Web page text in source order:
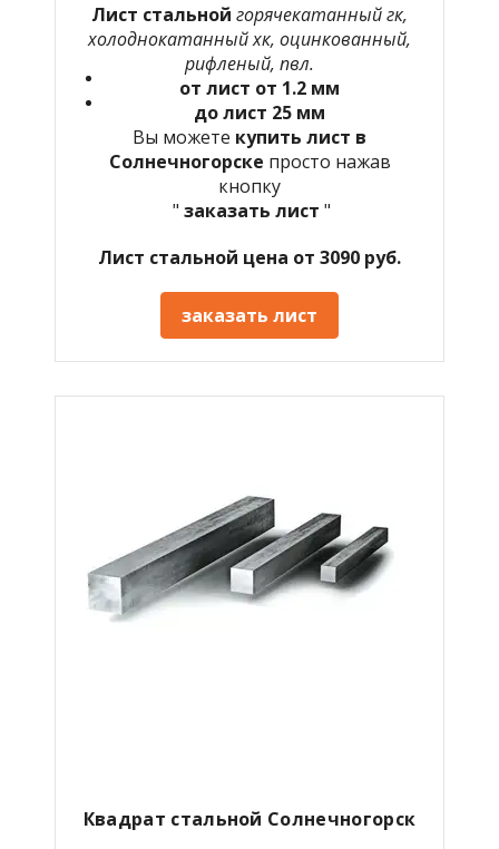
Лист стальной горячекатанный гк,
холоднокатанный хк, оцинкованный,
рифленый, пвл.
от лист от 1.2 мм
до лист 25 мм
Вы можете купить лист в
Солнечногорске просто нажав
кнопку
" заказать лист "
Лист стальной цена от 3090 руб.
заказать лист
Квадрат стальной Солнечногорск